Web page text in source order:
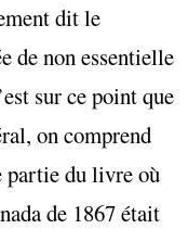
dit le
de non essentielle
sur ce point que
on comprend
partie du livre où
de 1867 était